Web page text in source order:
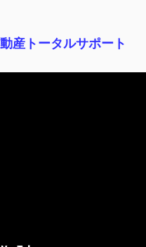
産トータルサポート